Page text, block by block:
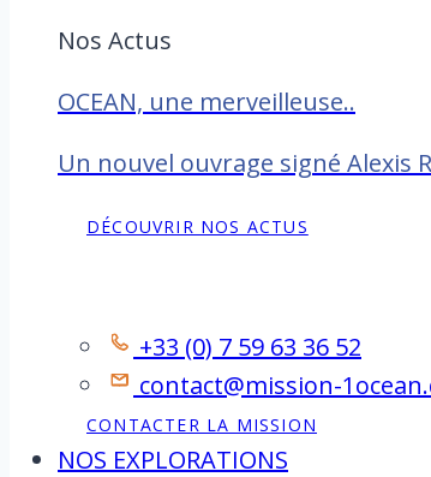
Nos Actus
OCEAN, une merveilleuse..
Un nouvel ouvrage signé Alexis
DÉCOUVRIR NOS ACTUS
+33 (0) 7 59 63 36 52
contact@mission-
CONTACTER LA MISSION
NOS EXPLORATIONS